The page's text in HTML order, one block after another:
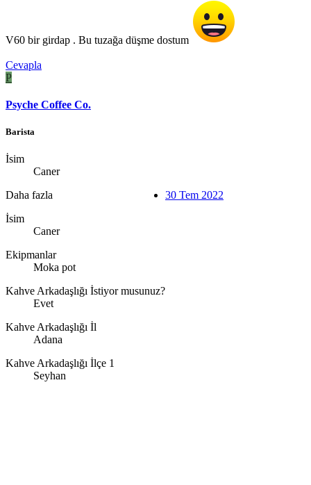
V60 bir girdap . Bu tuzağa düşme dostum
Cevapla
P
Psyche Coffee Co.
Barista
İsim
Caner
Daha fazla
İsim
Caner
Ekipmanlar
Moka pot
Kahve Arkadaşlığı İstiyor musunuz?
Evet
Kahve Arkadaşlığı İl
Adana
Kahve Arkadaşlığı İlçe 1
Seyhan
30 Tem 2022